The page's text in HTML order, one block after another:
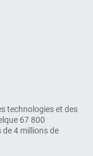
technologies et des
67 800
4 millions de